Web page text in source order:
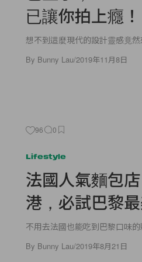
已讓你拍上癮！
想不到這麼現代的設計靈感竟然
By Bunny Lau/2019年11月8日
96 0
Lifestyle
法國人氣麵包
港，必試巴黎
不用去法國也能吃到巴黎口味的
By Bunny Lau/2019年8月21日